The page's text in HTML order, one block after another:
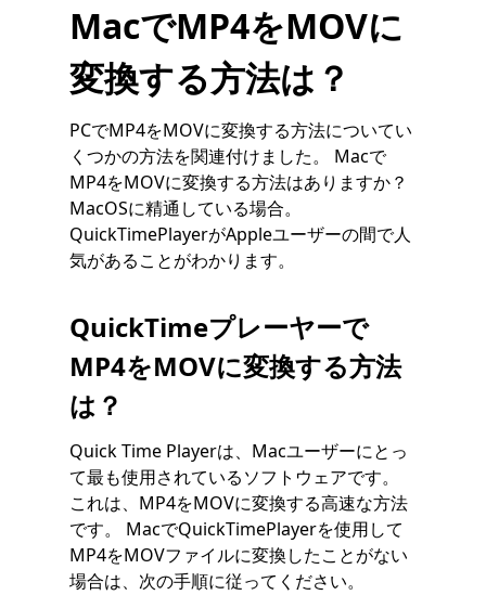
MacでMP4をMOVに
変換する方法は？
PCでMP4をMOVに変換する方法についてい
くつかの方法を関連付けました。 Macで
MP4をMOVに変換する方法はありますか？
MacOSに精通している場合。
QuickTimePlayerがAppleユーザーの間で人
気があることがわかります。
QuickTimeプレーヤーで
MP4をMOVに変換する方法
は？
Quick Time Playerは、Macユーザーにとっ
て最も使用されているソフトウェアです。
これは、MP4をMOVに変換する高速な方法
です。 MacでQuickTimePlayerを使用して
MP4をMOVファイルに変換したことがない
場合は、次の手順に従ってください。